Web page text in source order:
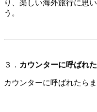
り、楽しい海外旅行に思
う。
３． カウンターに呼ばれ
カウンターに呼ばれたら